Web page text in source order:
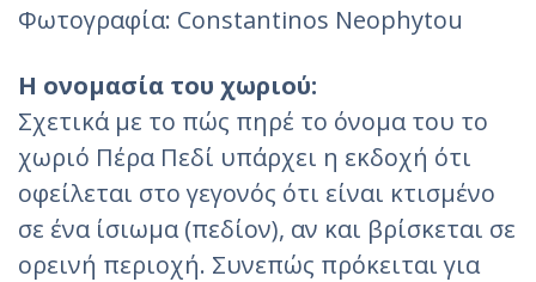
Φωτογραφία: Constantinos Neophytou‎
Η ονομασία του χωριού:
Σχετικά με το πώς πηρέ το όνομα του το
χωριό Πέρα Πεδί υπάρχει η εκδοχή ότι
οφείλεται στο γεγονός ότι είναι κτισμένο
σε ένα ίσιωμα (πεδίον), αν και βρίσκεται σε
ορεινή περιοχή. Συνεπώς πρόκειται για